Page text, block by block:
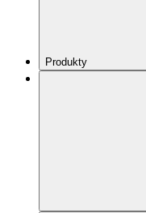
Produkty